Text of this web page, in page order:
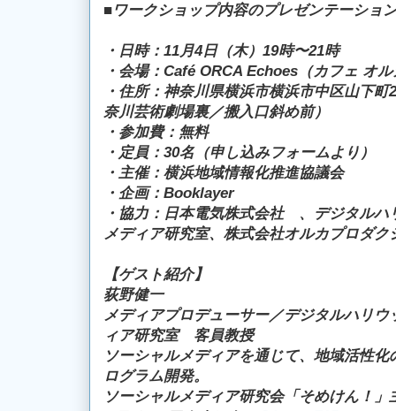
■ワークショップ内容のプレゼンテーショ
・日時：11月4日（木）19時〜21時
・会場：Café ORCA Echoes（カフェ オ
・住所：神奈川県横浜市横浜市中区山下
奈川芸術劇場裏／搬入口斜め前）
・参加費：無料
・定員：30名（申し込みフォームより）
・主催：横浜地域情報化推進協議会
・企画：Booklayer
・協力：日本電気株式会社 、デジタルハ
メディア研究室、株式会社オルカプロダク
【ゲスト紹介】
荻野健一
メディアプロデューサー／デジタルハリ
ィア研究室 客員教授
ソーシャルメディアを通じて、地域活性
ログラム開発。
ソーシャルメディア研究会「そめけん！」